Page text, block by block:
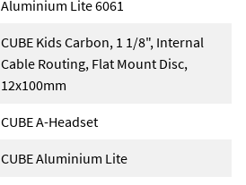
Aluminium Lite 6061
CUBE Kids Carbon, 1 1/8", Internal
Cable Routing, Flat Mount Disc,
12x100mm
CUBE A-Headset
CUBE Aluminium Lite